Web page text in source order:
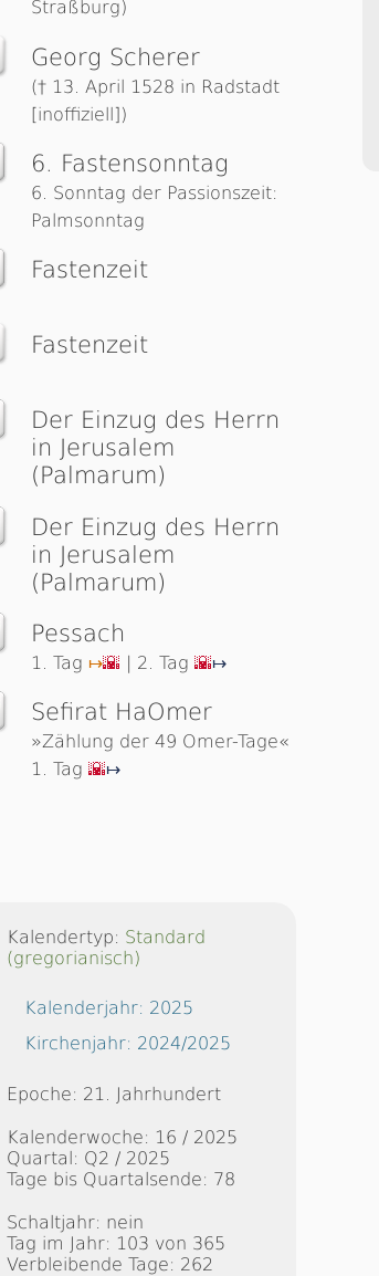
Straßburg)
Georg Scherer
(† 13. April 1528 in Radstadt
[inoffiziell])
6. Fas­ten­sonn­tag
6. Sonntag der Passionszeit:
Palmsonntag
Fastenzeit
Fastenzeit
Der Einzug des Herrn
in Jerusalem
(Palmarum)
Der Einzug des Herrn
in Jerusalem
(Palmarum)
Pessach
1. Tag ↦🌇 | 2. Tag 🌇↦
Sefirat HaOmer
»Zählung der 49 Omer-Tage«
1. Tag 🌇↦
Kalendertyp: Standard
(gregorianisch)
Kalenderjahr: 2025
Kirchenjahr: 2024/2025
Epoche: 21. Jahrhundert
Kalenderwoche: 16 / 2025
Quartal: Q2 / 2025
Tage bis Quartalsende: 78
Schaltjahr: nein
Tag im Jahr: 103 von 365
Verbleibende Tage: 262